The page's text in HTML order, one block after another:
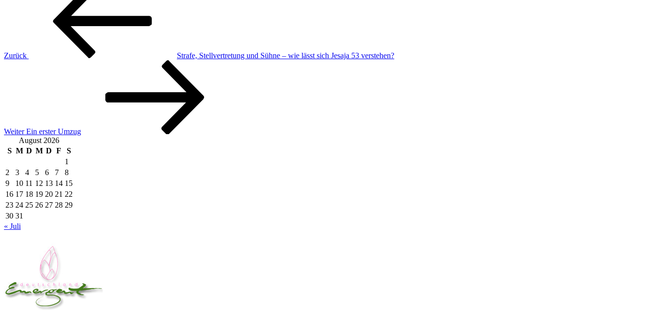
Zurück
Strafe, Stellvertretung und Sühne – wie lässt sich Jesaja 53 verstehen?
Weiter Ein erster Umzug
August 2026
S M D M D F
S
1
2
3 4 5 6 7
8
9
10 11 12 13 14 15
16 17 18 19 20 21 22
23 24 25 26 27 28 29
30 31
« Juli